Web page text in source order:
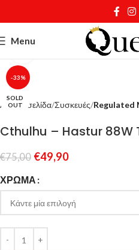
Menu
-33%
SOLD
OUT
Κάντε κλικ για μεγέθυνση
Αρχική σελίδα Συσκευές Regulated
Cthulhu – Hastur 88W
€75,00 €49,90
ΧΡΏΜΑ